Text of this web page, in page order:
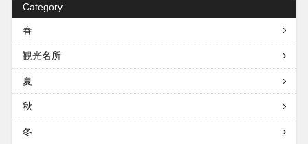
Category
春
観光名所
夏
秋
冬